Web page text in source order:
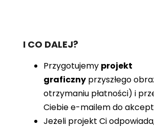
I CO DALEJ?
Przygotujemy projekt
graficzny przyszłego
otrzymaniu płatności) i
Ciebie e-mailem do
Jeżeli projekt Ci